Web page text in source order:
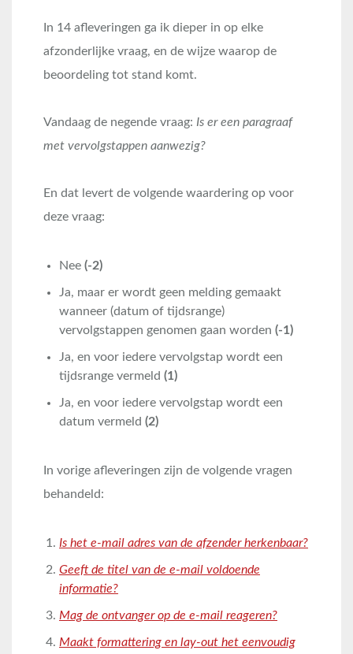
In 14 afleveringen ga ik dieper in op elke
afzonderlijke vraag, en de wijze waarop de
beoordeling tot stand komt.
Vandaag de negende vraag: Is er een paragraaf
met vervolgstappen aanwezig?
En dat levert de volgende waardering op voor
deze vraag:
Nee (-2)
Ja, maar er wordt geen melding gemaakt
wanneer (datum of tijdsrange)
vervolgstappen genomen gaan worden (-1)
Ja, en voor iedere vervolgstap wordt een
tijdsrange vermeld (1)
Ja, en voor iedere vervolgstap wordt een
datum vermeld (2)
In vorige afleveringen zijn de volgende vragen
behandeld:
Is het e-mail adres van de afzender herkenbaar?
Geeft de titel van de e-mail voldoende
informatie?
Mag de ontvanger op de e-mail reageren?
Maakt formattering en lay-out het eenvoudig